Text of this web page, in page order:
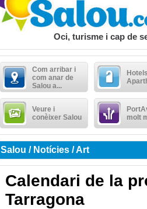
Oci, turisme i cap de
Com arribar i
com anar de
Salou a...
Veure i
conèixer Salou
molt
Salou / Notícies / Art
Calendari de la
Tarragona